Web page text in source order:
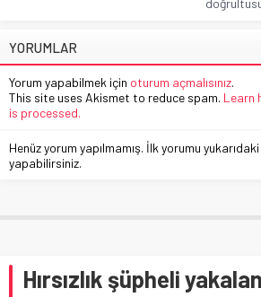
YORUMLAR
Yorum yapabilmek için oturum açmalısınız.
This site uses Akismet to reduce spam. Learn
is processed.
Henüz yorum yapılmamış. İlk yorumu yukarıdaki
yapabilirsiniz.
Hırsızlık şüpheli